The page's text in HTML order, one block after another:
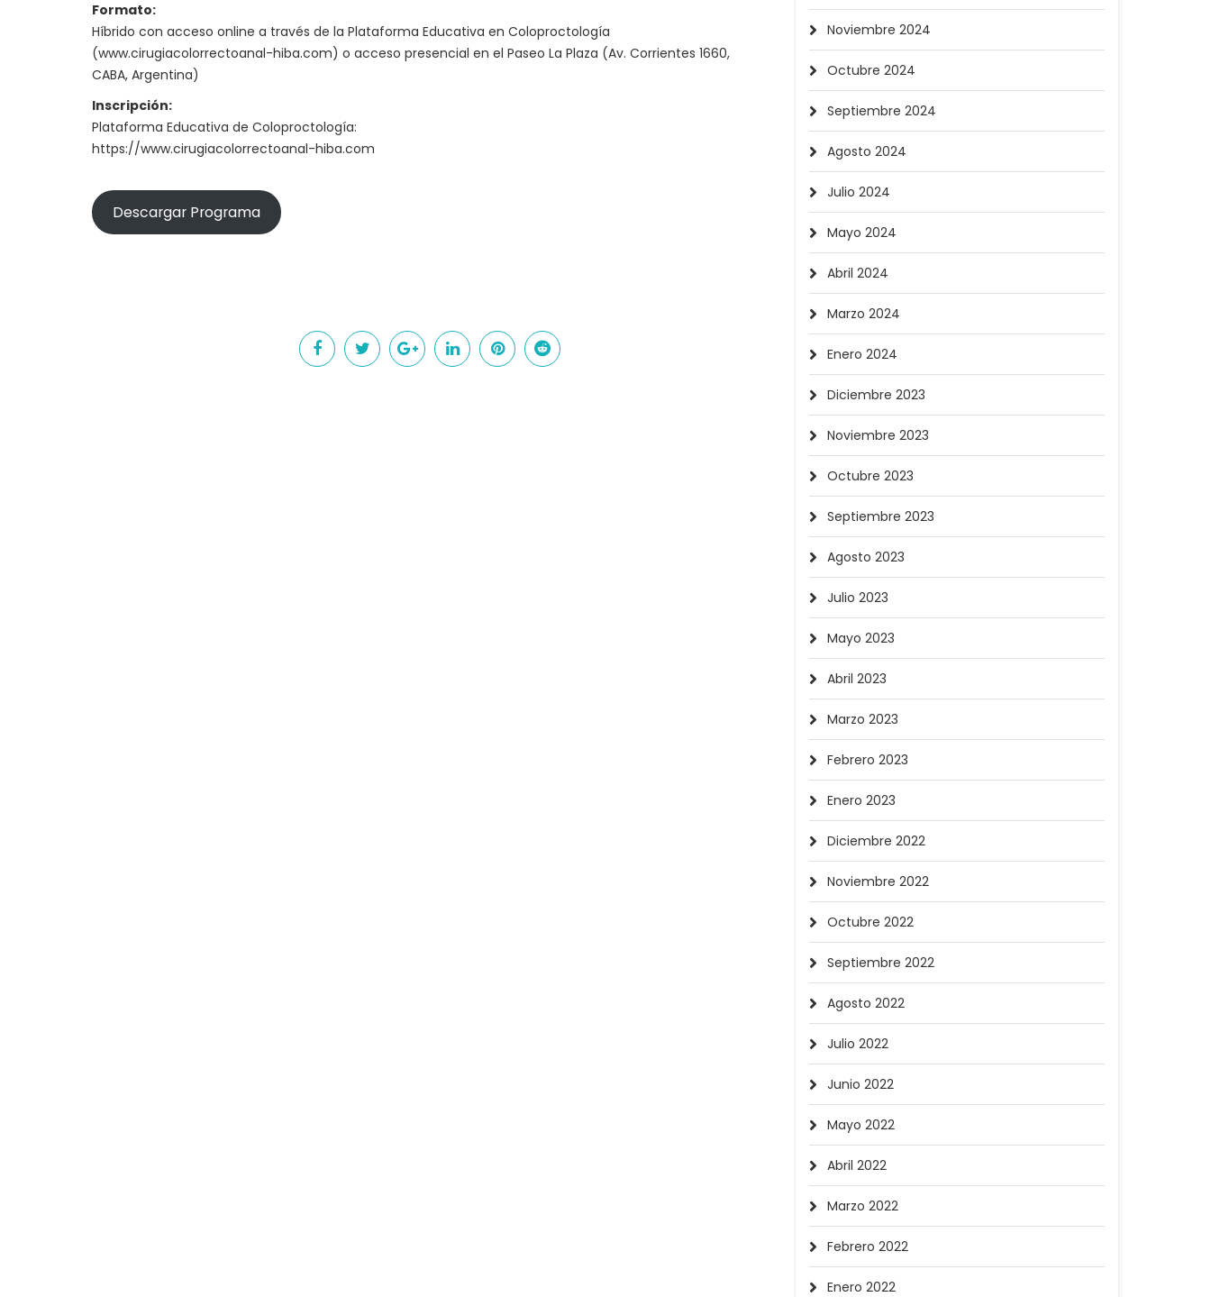
Formato:
Híbrido con acceso online a través de la Plataforma Educativa en Coloproctología
(www.cirugiacolorrectoanal-hiba.com) o acceso presencial en el Paseo La Plaza (Av. Corrientes 1660,
CABA, Argentina)
Inscripción:
Plataforma Educativa de Coloproctología:
https://www.cirugiacolorrectoanal-hiba.com
Descargar Programa
Noviembre 2024
Octubre 2024
Septiembre 2024
Agosto 2024
Julio 2024
Mayo 2024
Abril 2024
Marzo 2024
Enero 2024
Diciembre 2023
Noviembre 2023
Octubre 2023
Septiembre 2023
Agosto 2023
Julio 2023
Mayo 2023
Abril 2023
Marzo 2023
Febrero 2023
Enero 2023
Diciembre 2022
Noviembre 2022
Octubre 2022
Septiembre 2022
Agosto 2022
Julio 2022
Junio 2022
Mayo 2022
Abril 2022
Marzo 2022
Febrero 2022
Enero 2022